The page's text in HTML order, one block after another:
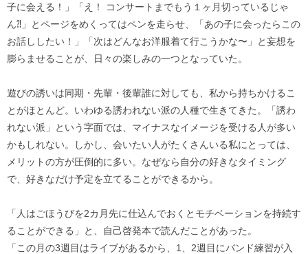
子に会える！」「え！ コンサートまでもう１ヶ月切っているじゃ
ん⁈」とページをめくってはペンを走らせ、「あの子に会ったらこの
お話ししたい！」「次はどんなお洋服着て行こうかな〜」と妄想を
膨らませることが、日々の楽しみの一つとなっていた。
遊びの誘いは同期・先輩・後輩誰に対しても、私から持ちかけるこ
とがほとんど。いわゆる誘われない派の人種で生きてきた。「誘わ
れない派」という字面では、マイナスなイメージを受ける人が多い
かもしれない。しかし、会いたい人がたくさんいる私にとっては、
メリットの方が圧倒的に多い。なぜなら自分の好きなタイミング
で、好きなだけ予定を立てることができるから。
「人はごほうびを2カ月先に仕込んでおくとモチベーションを持続す
ることができる」と、自己啓発本で読んだことがあった。
「この月の3週目はライブがあるから、1、2週目にバンド練習が入